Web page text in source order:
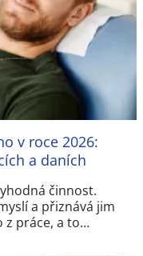
v roce 2026:
a daních
činnost.
a přiznává jim
z práce, a to…